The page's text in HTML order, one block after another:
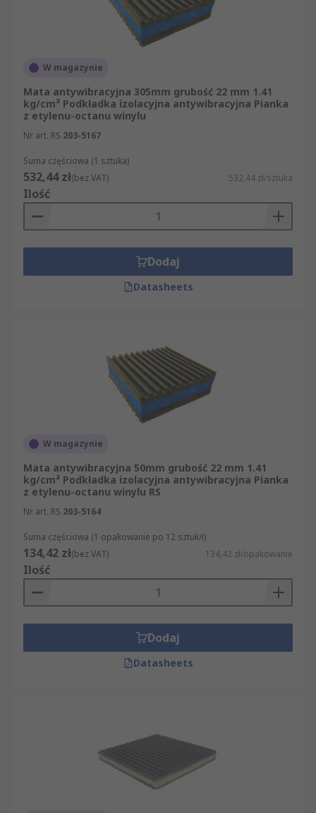
W magazynie
Mata antywibracyjna 305mm grubość 22 mm 1.41
kg/cm² Podkładka izolacyjna antywibracyjna Pianka
z etylenu-octanu winylu
Nr art. RS 203-5167
Suma częściowa (1 sztuka)
532,44 zł(bez VAT) 532,44 zł/sztuka
Ilość
Dodaj
Datasheets
W magazynie
Mata antywibracyjna 50mm grubość 22 mm 1.41
kg/cm² Podkładka izolacyjna antywibracyjna Pianka
z etylenu-octanu winylu RS
Nr art. RS 203-5164
Suma częściowa (1 opakowanie po 12 sztuk/i)
134,42 zł(bez VAT) 134,42 zł/opakowanie
Ilość
Dodaj
Datasheets